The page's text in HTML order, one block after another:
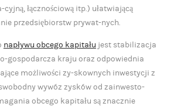
łącznościową itp.) ułatwiającą
przedsiębiorstw prywat-nych.
napływu obcego kapitału jest stabilizacja
gospodarcza kraju oraz odpowiednia
możliwości zy-skownych inwestycji z
wywóz zysków od zainwesto-
obcego kapitału są znacznie